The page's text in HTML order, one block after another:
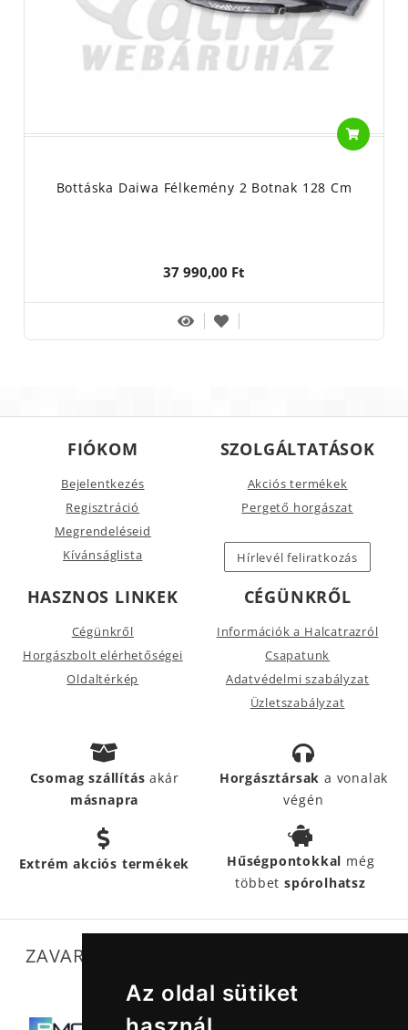
Az oldal sütiket
Bottáska Daiwa Félkemény 2 Botnak 128 Cm
37 990,00 Ft
FIÓKOM
Bejelentkezés
Regisztráció
Megrendeléseid
Kívánságlista
SZOLGÁLTATÁSOK
Akciós termékek
Pergető horgászat
Hírlevél feliratkozás
HASZNOS LINKEK
Cégünkről
Horgászbolt elérhetőségei
Oldaltérkép
CÉGÜNKRŐL
Információk a Halcatrazról
Csapatunk
Adatvédelmi szabályzat
Üzletszabályzat
Csomag szállításakár
másnapra
Horgásztársak a vonalak
végén
Extrém akciós termékek Hűségpontokkal még
többetspórolhatsz
ZAVARTALAN MŰKÖDÉSÜNKET SEGÍTIK